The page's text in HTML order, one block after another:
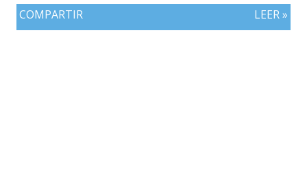
Cruz Azul de México iniciará a realizar su pretemporada.
COMPARTIR LEER »